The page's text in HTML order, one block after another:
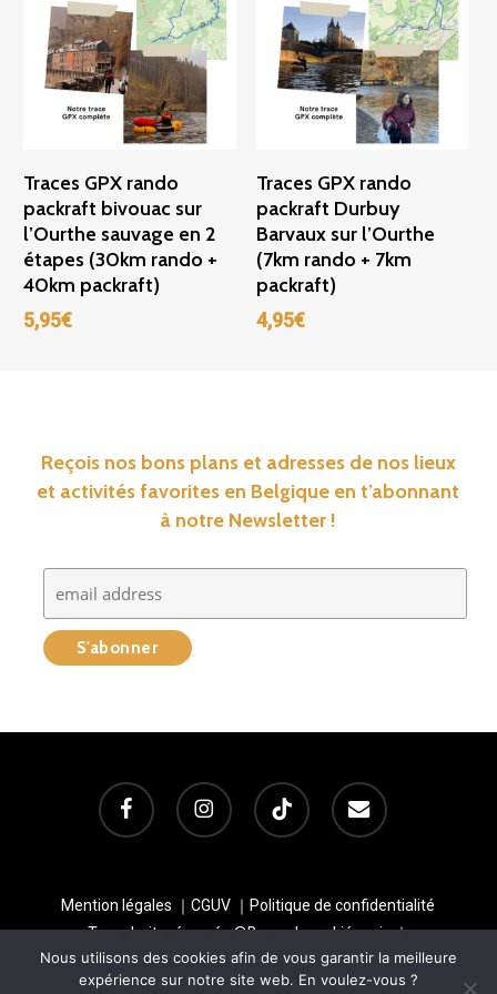
Ajouter Au Panier
Traces GPX rando
packraft bivouac sur
l’Ourthe sauvage en 2
étapes (30km rando +
40km packraft)
5,95€
Ajouter Au Panier
Traces GPX rando
packraft Durbuy
Barvaux sur l’Ourthe
(7km rando + 7km
packraft)
4,95€
Reçois nos bons plans et adresses de nos lieux
et activités favorites en Belgique en t’abonnant
à notre Newsletter !
facebook instagram tiktok email
Mention légales ｜CGUV ｜ Politique de confidentialité
Tous droits réservés @Baroudeurs Liégeois ｜
baroudeursliegeois@gmail.com｜TVA : BE0726420825
Nous utilisons des cookies afin de vous garantir la meilleure
expérience sur notre site web. En voulez-vous ?